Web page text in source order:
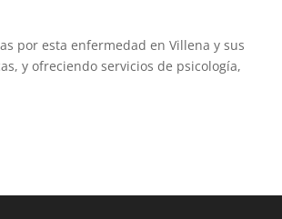
por esta enfermedad en Villena y sus
y ofreciendo servicios de psicología,